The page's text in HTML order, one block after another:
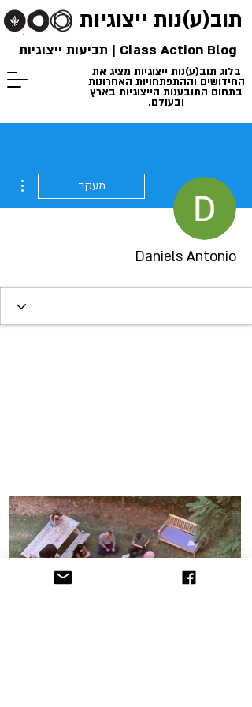
תוב(ע)נות ייצוגיות
בלוג תוב(ע)נות ייצוגיות מציג את
החידושים וההתפתחויות האחרונות
בתחום התובענות הייצוגיות בארץ
ובעולם.
Class Action Blog | תביעות ייצוגיות
מעקב
Daniels Antonio